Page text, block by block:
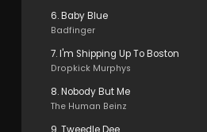
6. Baby Blue
Badfinger
7. I'm Shipping Up To Boston
Dropkick Murphys
8. Nobody But Me
The Human Beinz